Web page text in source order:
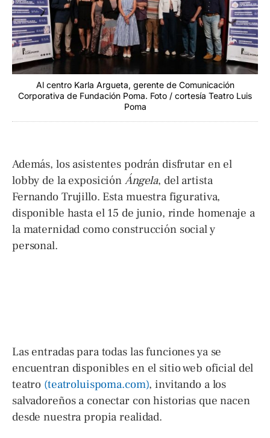
Al centro Karla Argueta, gerente de Comunicación
Corporativa de Fundación Poma. Foto / cortesía Teatro Luis
Poma
Además, los asistentes podrán disfrutar en el
lobby de la exposición Ángela, del artista
Fernando Trujillo. Esta muestra figurativa,
disponible hasta el 15 de junio, rinde homenaje a
la maternidad como construcción social y
personal.
Las entradas para todas las funciones ya se
encuentran disponibles en el sitio web oficial del
teatro (teatroluispoma.com), invitando a los
salvadoreños a conectar con historias que nacen
desde nuestra propia realidad.